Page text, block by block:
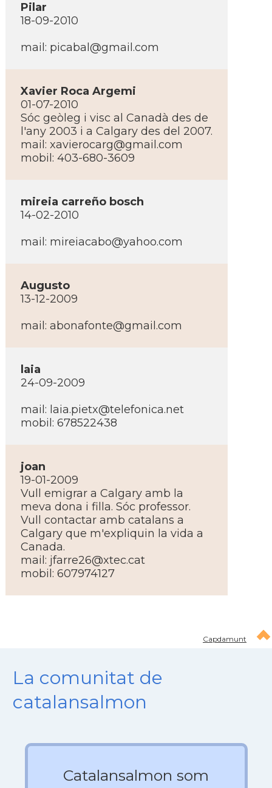
Pilar
18-09-2010
mail: picabal@gmail.com
Xavier Roca Argemi
01-07-2010
Sóc geòleg i visc al Canadà des de
l'any 2003 i a Calgary des del 2007.
mail: xavierocarg@gmail.com
mobil: 403-680-3609
mireia carreño bosch
14-02-2010
mail: mireiacabo@yahoo.com
Augusto
13-12-2009
mail: abonafonte@gmail.com
laia
24-09-2009
mail: laia.pietx@telefonica.net
mobil: 678522438
joan
19-01-2009
Vull emigrar a Calgary amb la
meva dona i filla. Sóc professor.
Vull contactar amb catalans a
Calgary que m'expliquin la vida a
Canada.
mail: jfarre26@xtec.cat
mobil: 607974127
Capdamunt
La comunitat de
catalansalmon
Catalansalmon som